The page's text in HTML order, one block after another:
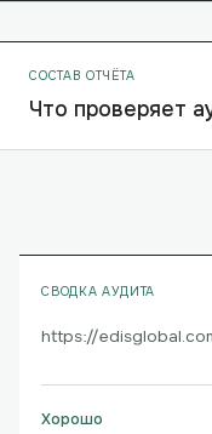
СОСТАВ ОТЧЁТА
Что проверяет
СВОДКА АУДИТА
https://
Хорошо